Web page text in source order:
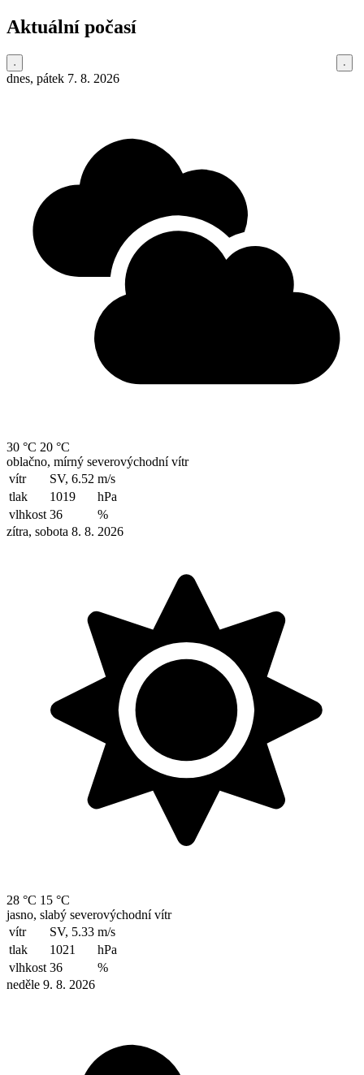
Aktuální počasí
dnes, pátek 7. 8. 2026
30 °C 20 °C
oblačno, mírný severovýchodní vítr
vítr
SV, 6.52 m/s
tlak
1019
hPa
vlhkost 36
%
zítra, sobota 8. 8. 2026
28 °C 15 °C
jasno, slabý severovýchodní vítr
vítr
SV, 5.33 m/s
tlak
1021
hPa
vlhkost 36
%
neděle 9. 8. 2026